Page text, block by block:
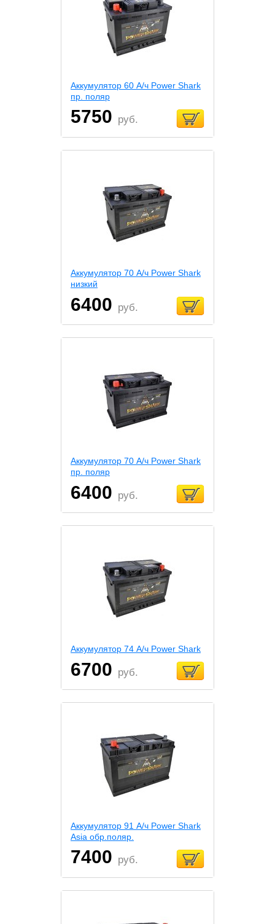
Аккумулятор 60 А/ч Power Shark
пр. поляр
5750 руб.
Аккумулятор 70 А/ч Power Shark
низкий
6400 руб.
Аккумулятор 70 А/ч Power Shark
пр. поляр
6400 руб.
Аккумулятор 74 А/ч Power Shark
6700 руб.
Аккумулятор 91 А/ч Power Shark
Asia обр.поляр.
7400 руб.